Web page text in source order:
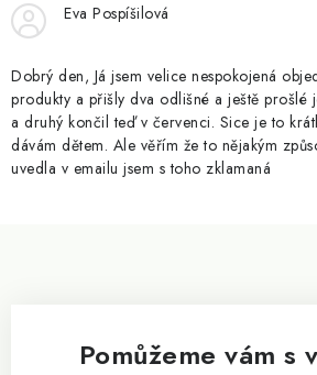
Kontakty Slovník pojmů
Podmínky ochrany osobních údajů
Slevový systém
Vše o nákupu
Eva Pospíšilová
Dobrý den, Já jsem velice nespokojená
produkty a přišly dva odlišné a ještě prošlé
a druhý končil teď v červenci. Sice je to
dávám dětem. Ale věřím že to nějakým
uvedla v emailu jsem s toho zklamaná
Pomůžeme vám s